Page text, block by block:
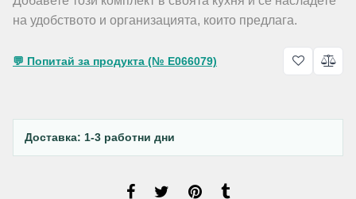
на удобството и организацията, които предлага.
💬 Попитай за продукта (№ E066079)
Доставка: 1-3 работни дни